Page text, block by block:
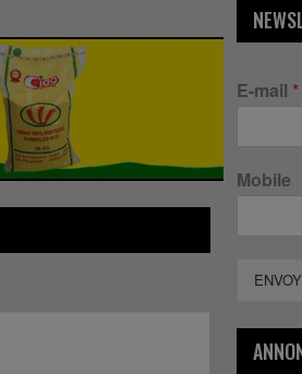
E-mail *
Mobile